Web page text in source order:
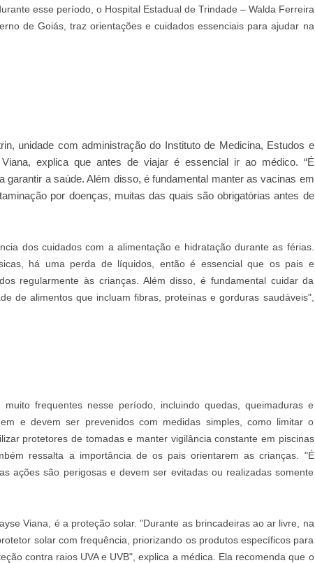
esse período, o Hospital Estadual de Trindade – Walda Ferreira
de Goiás, traz orientações e cuidados essenciais para ajudar na
unidade com administração do Instituto de Medicina, Estudos e
explica que antes de viajar é essencial ir ao médico. “É
garantir a saúde. Além disso, é fundamental manter as vacinas em
por doenças, muitas das quais são obrigatórias antes de
dos cuidados com a alimentação e hidratação durante as férias.
há uma perda de líquidos, então é essencial que os pais e
regularmente às crianças. Além disso, é fundamental cuidar da
de alimentos que incluam fibras, proteínas e gorduras saudáveis",
frequentes nesse período, incluindo quedas, queimaduras e
e devem ser prevenidos com medidas simples, como limitar o
protetores de tomadas e manter vigilância constante em piscinas
ressalta a importância de os pais orientarem as crianças. "É
ações são perigosas e devem ser evitadas ou realizadas somente
Viana, é a proteção solar. "Durante as brincadeiras ao ar livre, na
solar com frequência, priorizando os produtos específicos para
contra raios UVA e UVB", explica a médica. Ela recomenda que o